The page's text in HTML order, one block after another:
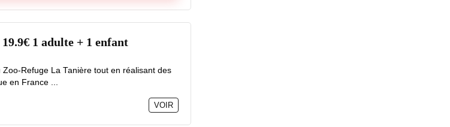
1 adulte + 1 enfant
Refuge La Tanière tout en réalisant des
en France ...
VOIR